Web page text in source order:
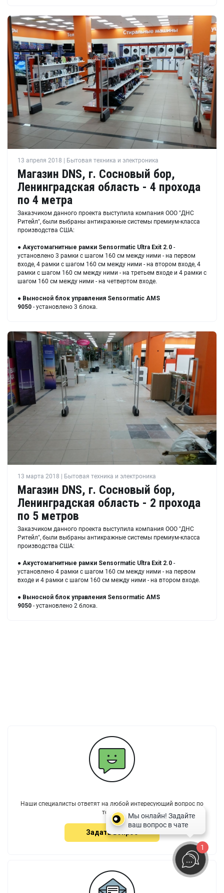
13 апреля 2018 | Бытовая техника и электроника
Магазин DNS, г. Сосновый бор,
Ленинградская область - 4 прохода
по 4 метра
Заказчиком данного проекта выступила компания ООО "ДНС
Ритейл", были выбраны антикражные системы премиум-класса
производства США:
● Акустомагнитные рамки Sensormatic Ultra Exit 2.0 -
установлено 3 рамки с шагом 160 см между ними - на первом
входе, 4 рамки с шагом 160 см между ними - на втором входе, 4
рамки с шагом 160 см между ними - на третьем входе и 4 рамки с
шагом 160 см между ними - на четвертом входе.
● Выносной блок управления Sensormatic AMS
9050 - установлено 3 блока.
13 марта 2018 | Бытовая техника и электроника
Магазин DNS, г. Сосновый бор,
Ленинградская область - 2 прохода
по 5 метров
Заказчиком данного проекта выступила компания ООО "ДНС
Ритейл", были выбраны антикражные системы премиум-класса
производства США:
● Акустомагнитные рамки Sensormatic Ultra Exit 2.0 -
установлено 4 рамки с шагом 160 см между ними - на первом
входе и 4 рамки с шагом 160 см между ними - на втором входе.
● Выносной блок управления Sensormatic AMS
9050 - установлено 2 блока.
Наши специалисты ответят на любой интересующий вопрос по
товару
Задать вопрос
1